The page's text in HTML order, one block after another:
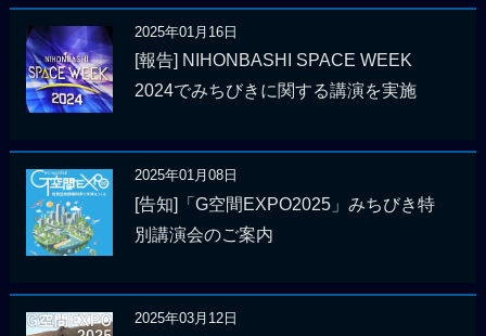
2025年01月16日
[報告] NIHONBASHI SPACE WEEK
2024でみちびきに関する講演を実施
2025年01月08日
[告知]「G空間EXPO2025」みちびき特
別講演会のご案内
2025年03月12日